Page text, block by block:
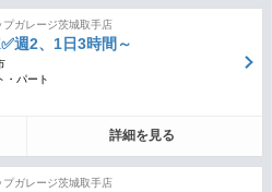
ガレージ茨城取手店
週2、1日3時間～
・パート
詳細を見る
ガレージ茨城取手店